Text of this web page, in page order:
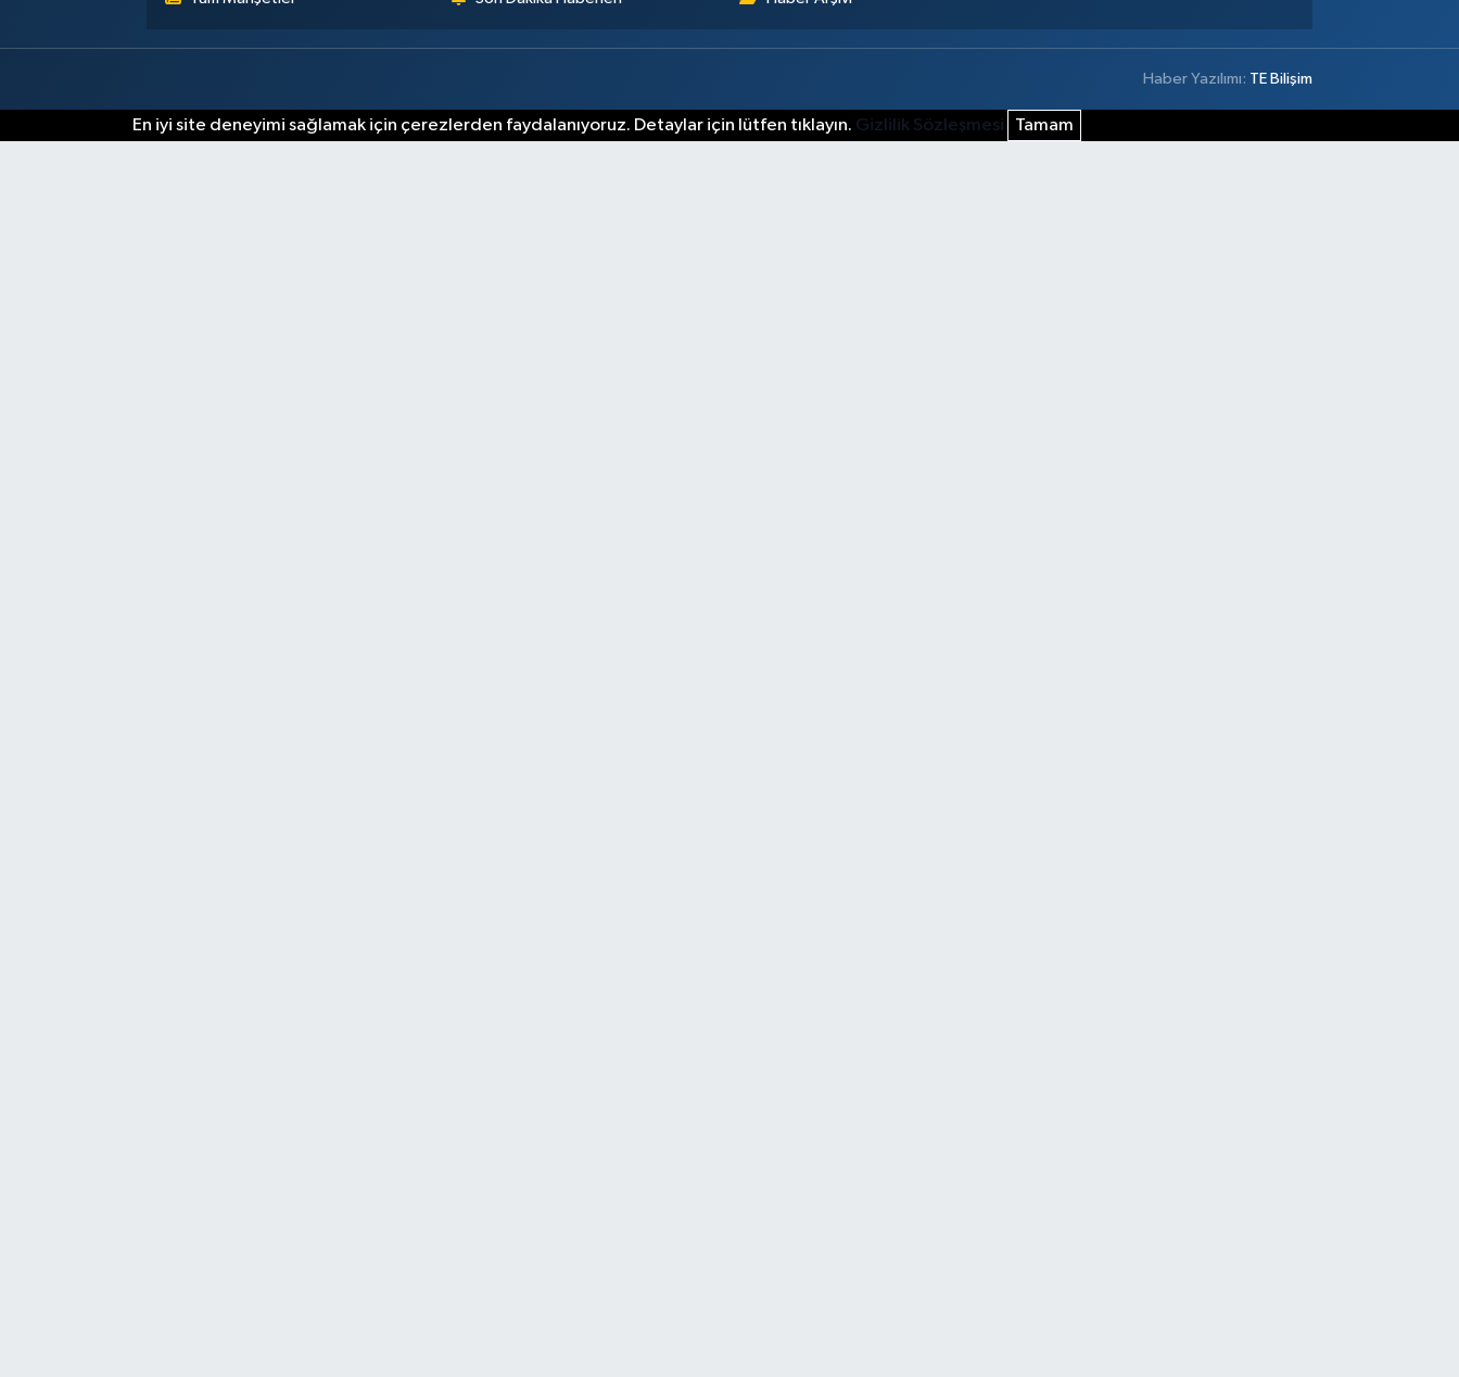
Haber Yazılımı: TE Bilişim
En iyi site deneyimi sağlamak için çerezlerden faydalanıyoruz. Detaylar için lütfen tıklayın. Gizlilik Sözleşmesi Tamam